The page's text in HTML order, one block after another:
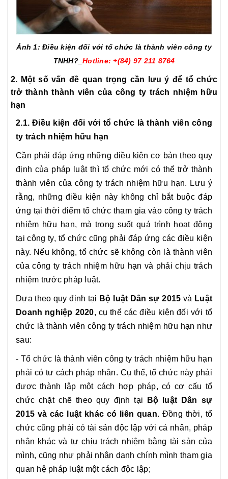
Ảnh 1: Điều kiện đối với tổ chức là thành viên công ty
TNHH?_ Hotline: +(84) 97 211 8764
2. Một số vấn đề quan trọng cần lưu ý để tổ chức
trở thành thành viên của công ty trách nhiệm hữu
hạn
2.1. Điều kiện đối với tổ chức là thành viên công
ty trách nhiệm hữu hạn
Cần phải đáp ứng những điều kiện cơ bản theo quy
định của pháp luật thì tổ chức mới có thể trở thành
thành viên của công ty trách nhiệm hữu hạn. Lưu ý
rằng, những điều kiện này không chỉ bắt buộc đáp
ứng tại thời điểm tổ chức tham gia vào công ty trách
nhiệm hữu hạn, mà trong suốt quá trình hoạt động
tại công ty, tổ chức cũng phải đáp ứng các điều kiện
này. Nếu không, tổ chức sẽ không còn là thành viên
của công ty trách nhiệm hữu hạn và phải chịu trách
nhiệm trước pháp luật.
Dựa theo quy định tại Bộ luật Dân sự 2015 và Luật
Doanh nghiệp 2020, cụ thể các điều kiện đối với tổ
chức là thành viên công ty trách nhiệm hữu hạn như
sau:
- Tổ chức là thành viên công ty trách nhiệm hữu hạn
phải có tư cách pháp nhân. Cụ thể, tổ chức này phải
được thành lập một cách hợp pháp, có cơ cấu tổ
chức chặt chẽ theo quy định tại
Bộ luật Dân sự
2015 và các luật khác có liên quan. Đồng thời, tổ
chức cũng phải có tài sản độc lập với cá nhân, pháp
nhân khác và tự chịu trách nhiệm bằng tài sản của
mình, cũng như phải nhân danh chính mình tham gia
quan hệ pháp luật một cách độc lập;